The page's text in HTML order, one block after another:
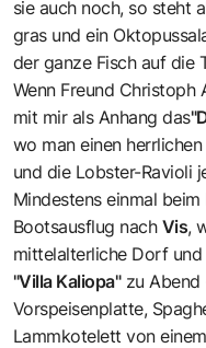
sie auch noch, so steht
gras und ein
der ganze Fisch auf die
Wenn Freund
mit mir als Anhang das
wo man einen
und die Lobster-Ravioli
Mindestens einmal
Bootsausflug nach Vis,
mittelalterliche Dorf
"Villa Kaliopa"zu Abend
Vorspeisenplatte,
Lammkotelett von